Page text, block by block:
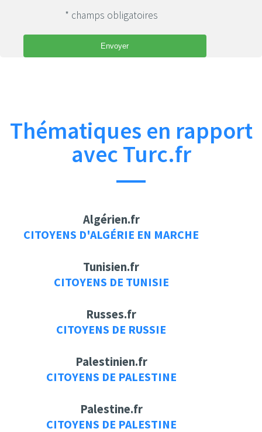
* champs obligatoires
Thématiques en rapport
avec Turc.fr
Algérien.fr
CITOYENS D'ALGÉRIE EN MARCHE
Tunisien.fr
CITOYENS DE TUNISIE
Russes.fr
CITOYENS DE RUSSIE
Palestinien.fr
CITOYENS DE PALESTINE
Palestine.fr
CITOYENS DE PALESTINE